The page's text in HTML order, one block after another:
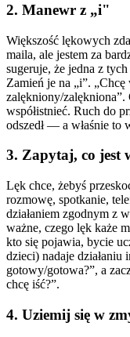
2. Manewr z „i"
Większość lękowych
maila, ale jestem za
sugeruje, że jedna z
Zamień je na „i”. „Chcę
zalękniony/
współistnieć. Ruch do
odszedł — a właśnie to
3. Zapytaj, co jest
Lęk chce, żebyś
rozmowę, spotkanie,
działaniem zgodnym z
ważne, czego lęk każe
kto się pojawia, bycie
dzieci) nadaje działaniu
gotowy/gotowa?”, a
chcę iść?”.
4. Uziemij się w